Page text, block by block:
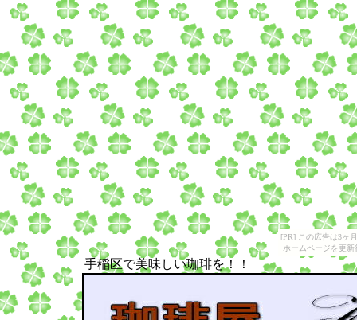
[PR] この広告は3ヶ
ホームページを更
手稲区で美味しい珈琲を！！